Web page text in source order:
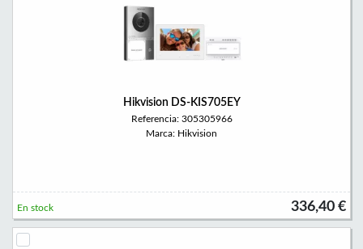
Hikvision DS-KIS705EY
Referencia: 305305966
Marca: Hikvision
336,40 €
En stock